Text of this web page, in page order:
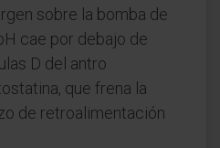
sobre la bomba de
cae por debajo de
D del antro
que frena la
de retroalimentación